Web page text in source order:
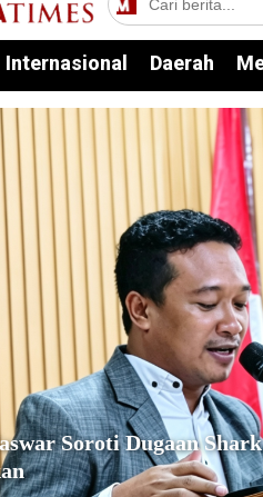
Internasional Daerah
Soroti Dugaan